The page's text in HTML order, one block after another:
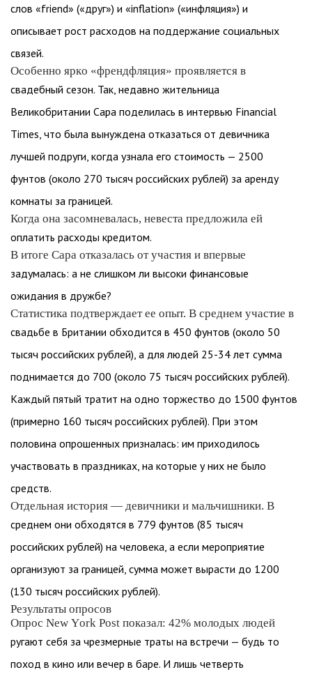
слов «friend» («друг») и «inflation» («инфляция») и
описывает рост расходов на поддержание социальных
связей.
Особенно ярко «френдфляция» проявляется в
свадебный сезон. Так, недавно жительница
Великобритании Сара поделилась в интервью Financial
Times, что была вынуждена отказаться от девичника
лучшей подруги, когда узнала его стоимость — 2500
фунтов (около 270 тысяч российских рублей) за аренду
комнаты за границей.
Когда она засомневалась, невеста предложила ей
оплатить расходы кредитом.
В итоге Сара отказалась от участия и впервые
задумалась: а не слишком ли высоки финансовые
ожидания в дружбе?
Статистика подтверждает ее опыт. В среднем участие в
свадьбе в Британии обходится в 450 фунтов (около 50
тысяч российских рублей), а для людей 25-34 лет сумма
поднимается до 700 (около 75 тысяч российских рублей).
Каждый пятый тратит на одно торжество до 1500 фунтов
(примерно 160 тысяч российских рублей). При этом
половина опрошенных призналась: им приходилось
участвовать в праздниках, на которые у них не было
средств.
Отдельная история — девичники и мальчишники. В
среднем они обходятся в 779 фунтов (85 тысяч
российских рублей) на человека, а если мероприятие
организуют за границей, сумма может вырасти до 1200
(130 тысяч российских рублей).
Результаты опросов
Опрос New York Post показал: 42% молодых людей
ругают себя за чрезмерные траты на встречи — будь то
поход в кино или вечер в баре. И лишь четверть